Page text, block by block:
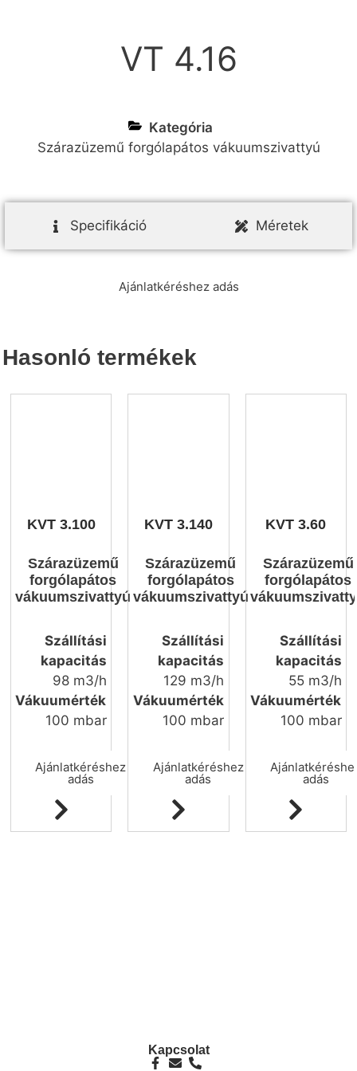
VT 4.16
Kategória
Szárazüzemű forgólapátos vákuumszivattyú
Specifikáció Méretek
Ajánlatkéréshez adás
Hasonló termékek
KVT 3.100
Szárazüzemű
forgólapátos
vákuumszivattyú
Szállítási
kapacitás
98 m3/h
Vákuumérték
100 mbar
Ajánlatkéréshez
adás
KVT 3.140
Szárazüzemű
forgólapátos
vákuumszivattyú
Szállítási
kapacitás
129 m3/h
Vákuumérték
100 mbar
Ajánlatkéréshez
adás
KVT 3.60
Szárazüzemű
forgólapátos
Szállítási
kapacitás
55 m3/h
Vákuumérték
100 mbar
adás
Kapcsolat